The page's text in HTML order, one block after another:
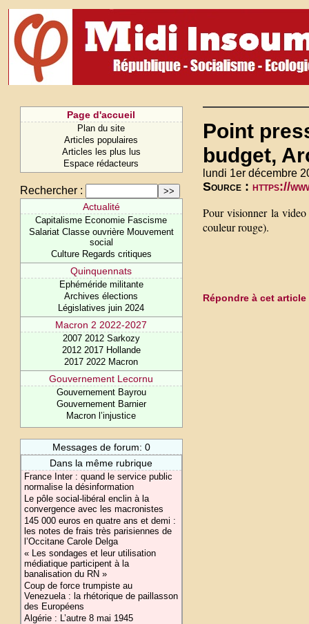
Page d'accueil
Plan du site
Articles populaires
Articles les plus lus
Espace rédacteurs
Rechercher :
Actualité
Capitalisme Economie Fascisme
Salariat Classe ouvrière Mouvement
social
Culture Regards critiques
Quinquennats
Ephéméride militante
Archives élections
Législatives juin 2024
Macron 2 2022-2027
2007 2012 Sarkozy
2012 2017 Hollande
2017 2022 Macron
Gouvernement Lecornu
Gouvernement Bayrou
Gouvernement Barnier
Macron l’injustice
Messages de forum: 0
Dans la même rubrique
France Inter : quand le service public
normalise la désinformation
Le pôle social-libéral enclin à la
convergence avec les macronistes
145 000 euros en quatre ans et demi :
les notes de frais très parisiennes de
l’Occitane Carole Delga
« Les sondages et leur utilisation
médiatique participent à la
banalisation du RN »
Coup de force trumpiste au
Venezuela : la rhétorique de paillasson
des Européens
Algérie : L’autre 8 mai 1945
Point
budget,
lundi 1er décembre
Source : https://
Pour visionner la
couleur rouge).
Répondre à cet article